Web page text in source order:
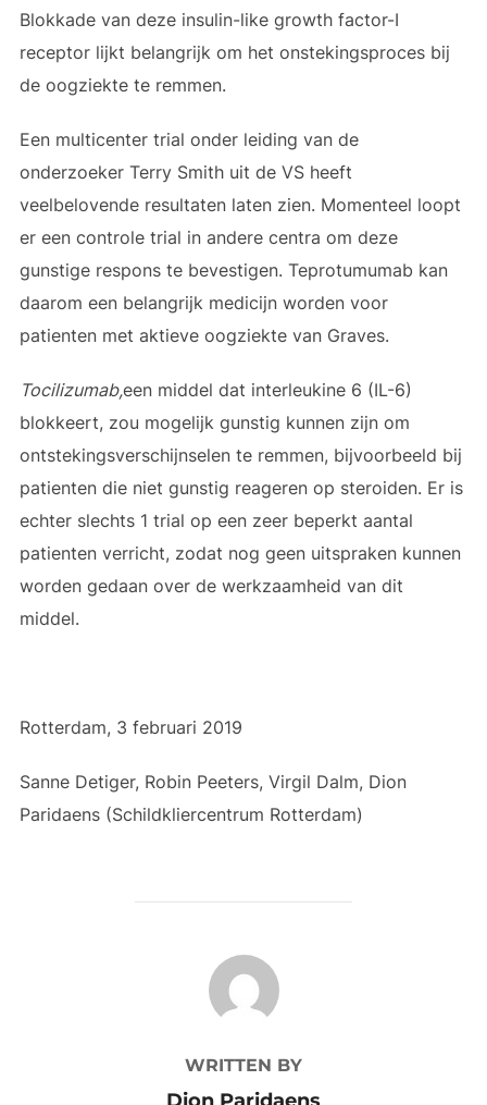
Blokkade van deze insulin-like growth factor-I
receptor lijkt belangrijk om het onstekingsproces bij
de oogziekte te remmen.
Een multicenter trial onder leiding van de
onderzoeker Terry Smith uit de VS heeft
veelbelovende resultaten laten zien. Momenteel loopt
er een controle trial in andere centra om deze
gunstige respons te bevestigen. Teprotumumab kan
daarom een belangrijk medicijn worden voor
patienten met aktieve oogziekte van Graves.
Tocilizumab,een middel dat interleukine 6 (IL-6)
blokkeert, zou mogelijk gunstig kunnen zijn om
ontstekingsverschijnselen te remmen, bijvoorbeeld bij
patienten die niet gunstig reageren op steroiden. Er is
echter slechts 1 trial op een zeer beperkt aantal
patienten verricht, zodat nog geen uitspraken kunnen
worden gedaan over de werkzaamheid van dit
middel.
Rotterdam, 3 februari 2019
Sanne Detiger, Robin Peeters, Virgil Dalm, Dion
Paridaens (Schildkliercentrum Rotterdam)
POST AUTHOR
WRITTEN BY